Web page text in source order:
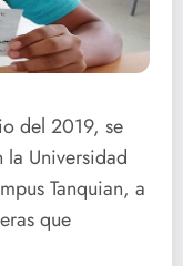
del 2019, se
la Universidad
Tanquian, a
que